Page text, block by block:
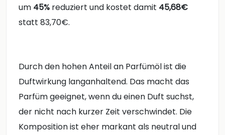
um 45% reduziert und kostet damit 45,68€
statt 83,70€.
Durch den hohen Anteil an Parfümöl ist die
Duftwirkung langanhaltend. Das macht das
Parfüm geeignet, wenn du einen Duft suchst,
der nicht nach kurzer Zeit verschwindet. Die
Komposition ist eher markant als neutral und